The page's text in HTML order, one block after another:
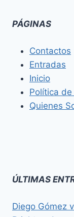
PÁGINAS
Contactos
Entradas
Inicio
Política
Quienes
ÚLTIMAS
Diego Gómez